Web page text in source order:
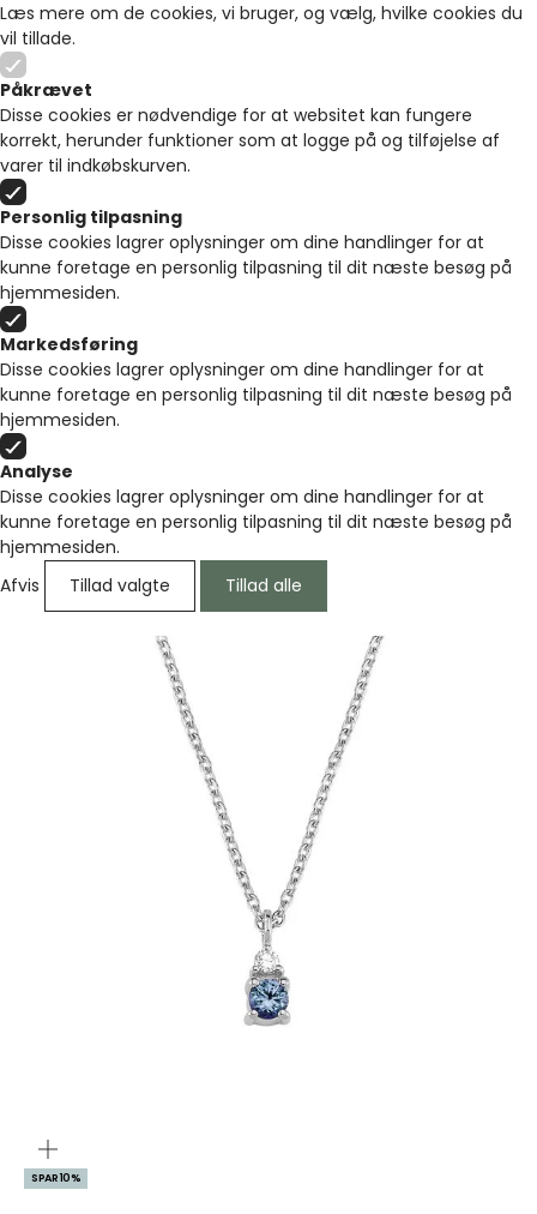
Læs mere om de cookies, vi bruger, og vælg, hvilke cookies du
vil tillade.
Påkrævet
Disse cookies er nødvendige for at websitet kan fungere
korrekt, herunder funktioner som at logge på og tilføjelse af
varer til indkøbskurven.
Personlig tilpasning
Disse cookies lagrer oplysninger om dine handlinger for at
kunne foretage en personlig tilpasning til dit næste besøg på
hjemmesiden.
Markedsføring
Disse cookies lagrer oplysninger om dine handlinger for at
kunne foretage en personlig tilpasning til dit næste besøg på
hjemmesiden.
Analyse
Disse cookies lagrer oplysninger om dine handlinger for at
kunne foretage en personlig tilpasning til dit næste besøg på
hjemmesiden.
Afvis
Tillad valgte Tillad alle
SPAR 10%